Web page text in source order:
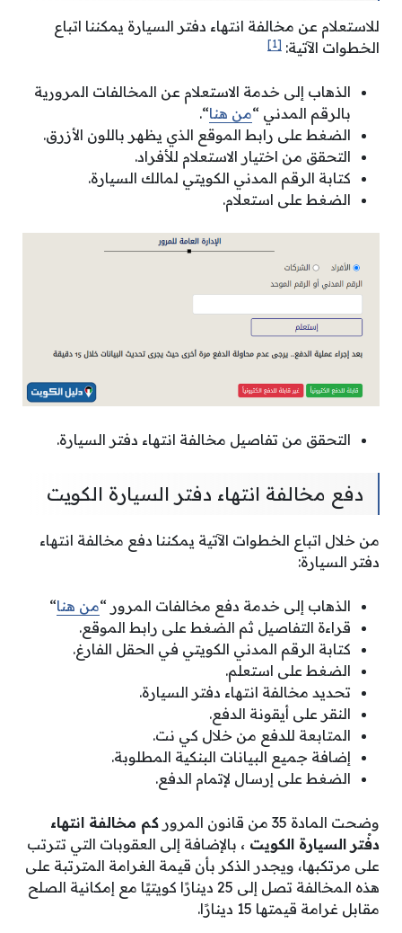
للاستعلام عن مخالفة انتهاء دفتر السيارة يمكننا اتباع
الخطوات الآتية: [1]
الذهاب إلى خدمة الاستعلام عن المخالفات المرورية
بالرقم المدني “من هنا“.
الضغط على رابط الموقع الذي يظهر باللون الأزرق.
التحقق من اختيار الاستعلام للأفراد.
كتابة الرقم المدني الكويتي لمالك السيارة.
الضغط على استعلام.
التحقق من تفاصيل مخالفة انتهاء دفتر السيارة.
دفع مخالفة انتهاء دفتر السيارة الكويت
من خلال اتباع الخطوات الآتية يمكننا دفع مخالفة انتهاء
دفتر السيارة:
الذهاب إلى خدمة دفع مخالفات المرور “من هنا“
قراءة التفاصيل ثم الضغط على رابط الموقع.
كتابة الرقم المدني الكويتي في الحقل الفارغ.
الضغط على استعلم.
تحديد مخالفة انتهاء دفتر السيارة.
النقر على أيقونة الدفع.
المتابعة للدفع من خلال كي نت.
إضافة جميع البيانات البنكية المطلوبة.
الضغط على إرسال لإتمام الدفع.
وضحت المادة 35 من قانون المرور
كم مخالفة انتهاء
دفْتر السيارة الكويت ، بالإضافة إلى العقوبات التي تترتب
على مرتكبها، ويجدر الذكر بأن قيمة الغرامة المترتبة على
هذه المخالفة تصل إلى 25 دينارًا كويتيًا مع إمكانية الصلح
مقابل غرامة قيمتها 15 دينارًا.